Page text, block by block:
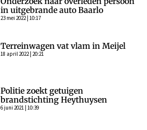
in uitgebrande auto Baarlo
23 mei 2022 | 10:17
Terreinwagen vat vlam in Meijel
18 april 2022 | 20:21
Politie zoekt getuigen
brandstichting Heythuysen
6 juni 2021 | 10:39